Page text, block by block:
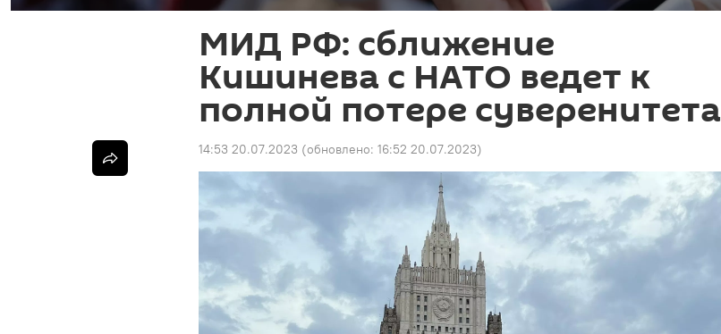
МИД РФ: сближение
Кишинева с НАТО ведет к
полной потере суверенитета
14:53 20.07.2023 (обновлено: 16:52 20.07.2023)